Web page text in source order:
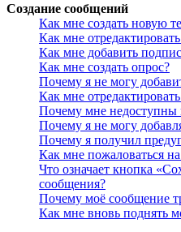
Создание сообщений
Как мне создать новую
Как мне
Как мне добавить
Как мне создать опрос?
Почему я не могу
Как мне
Почему мне недоступны
Почему я не могу
Почему я получил
Как мне пожаловаться
Что означает кнопка
сообщения?
Почему моё сообщение
Как мне вновь поднять